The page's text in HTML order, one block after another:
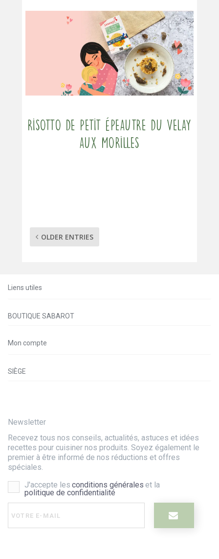
Risotto de petit épeautre du Velay
aux morilles
OLDER ENTRIES
Liens utiles
BOUTIQUE SABAROT
Mon compte
SIÈGE
Newsletter
Recevez tous nos conseils, actualités, astuces et idées
recettes pour cuisiner nos produits. Soyez également le
premier à être informé de nos réductions et offres
spéciales.
J'accepte les conditions générales et la
politique de confidentialité